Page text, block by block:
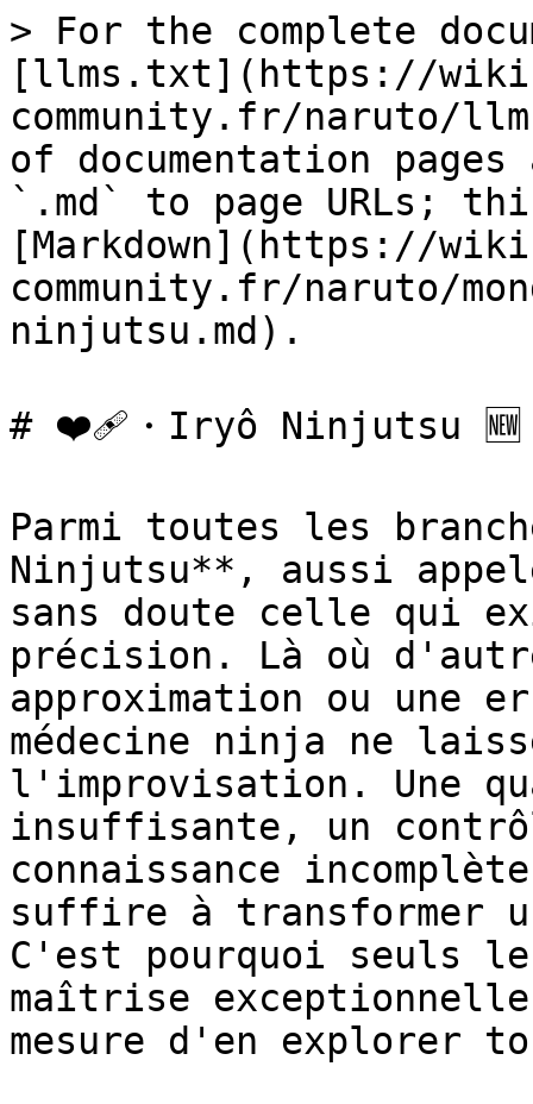
> For the complete
[llms.txt](https://
community.fr/naruto/
of documentation
`.md` to page URLs;
[Markdown](https://
community.fr/naruto/
ninjutsu.md).
# ❤️‍🩹・Iryô Ninjutsu 🆕
Parmi toutes les
Ninjutsu**, aussi
sans doute celle qui
précision. Là où
approximation ou une
médecine ninja ne
l'improvisation. Une
insuffisante, un
connaissance
suffire à transformer
C'est pourquoi seuls
maîtrise
mesure d'en explorer